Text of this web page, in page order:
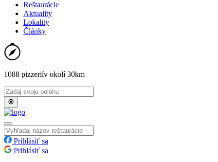
Reštaurácie
Aktuality
Lokality
Články
1088 pizzeriív okolí 30km
Prihlásiť sa
Prihlásiť sa